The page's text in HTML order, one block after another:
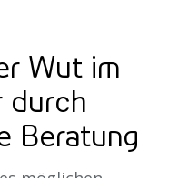
Wut im
durch
Beratung